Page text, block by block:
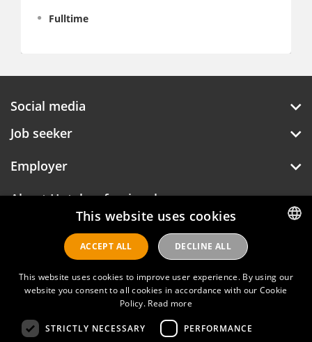
Fulltime
Social media
Job seeker
Employer
About Hotelprofessionals
Hotelprofessionals
Privacy policy
ENGLISH
This website uses cookies
This website uses cookies to improve user experience. By using our
website you consent to all cookies in accordance with our Cookie
Policy. Read more
STRICTLY NECESSARY PERFORMANCE
ACCEPT ALL DECLINE ALL